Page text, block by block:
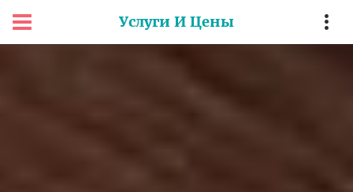
Услуги И Цены